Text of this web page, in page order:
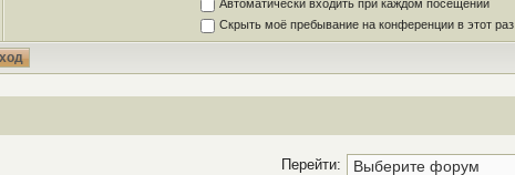
Автоматически входить при каждом посещении
Скрыть моё пребывание на конференции в этот раз
Перейти: